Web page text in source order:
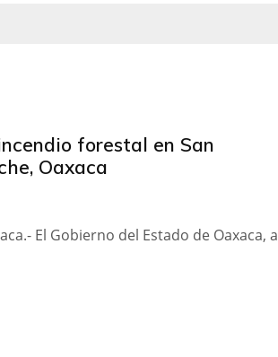
forestal en San
Oaxaca
El Gobierno del Estado de Oaxaca, a